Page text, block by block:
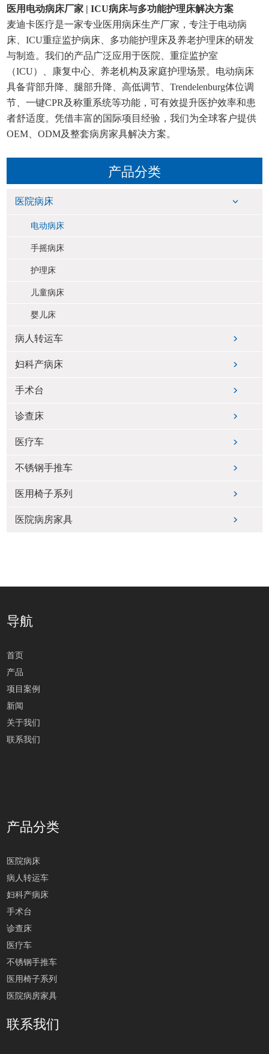
医用电动病床厂家 | ICU病床与多功能护理床解决方案
麦迪卡医疗是一家专业医用病床生产厂家，专注于电动病
床、ICU重症监护病床、多功能护理床及养老护理床的研发
与制造。我们的产品广泛应用于医院、重症监护室
（ICU）、康复中心、养老机构及家庭护理场景。电动病床
具备背部升降、腿部升降、高低调节、Trendelenburg体位调
节、一键CPR及称重系统等功能，可有效提升医护效率和患
者舒适度。凭借丰富的国际项目经验，我们为全球客户提供
OEM、ODM及整套病房家具解决方案。
产品分类
医院病床
电动病床
手摇病床
护理床
儿童病床
婴儿床
病人转运车
妇科产病床
手术台
诊查床
医疗车
不锈钢手推车
医用椅子系列
医院病房家具
导航
首页
产品
项目案例
新闻
关于我们
联系我们
产品分类
医院病床
病人转运车
妇科产病床
手术台
诊查床
医疗车
不锈钢手推车
医用椅子系列
医院病房家具
联系我们